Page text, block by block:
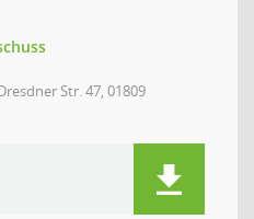
Str. 47, 01809